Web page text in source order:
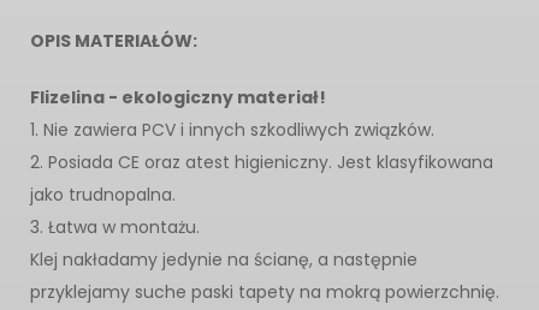
OPIS MATERIAŁÓW:
Flizelina - ekologiczny materiał!
1. Nie zawiera PCV i innych szkodliwych związków.
2. Posiada CE oraz atest higieniczny. Jest klasyfikowana
jako trudnopalna.
3. Łatwa w montażu.
Klej nakładamy jedynie na ścianę, a następnie
przyklejamy suche paski tapety na mokrą powierzchnię.